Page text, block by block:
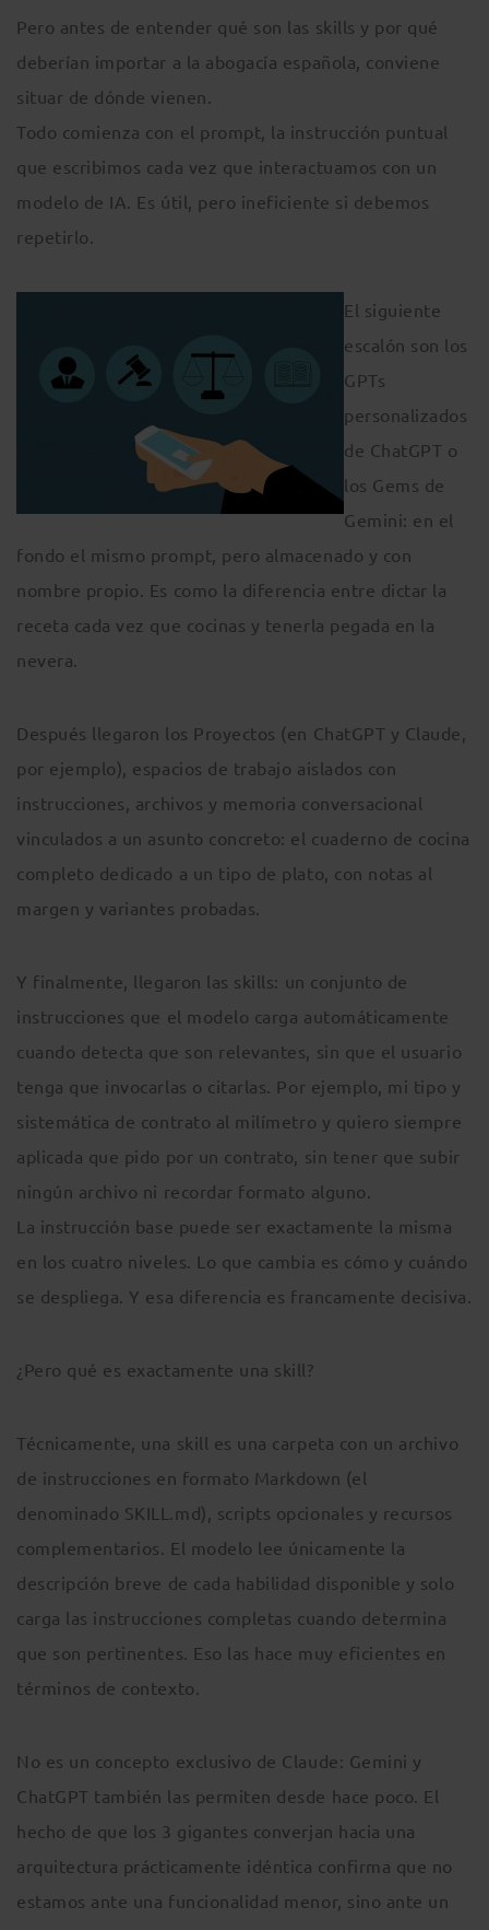
Pero antes de entender qué son las skills y por qué
deberían importar a la abogacía española, conviene
situar de dónde vienen.
Todo comienza con el prompt, la instrucción puntual
que escribimos cada vez que interactuamos con un
modelo de IA. Es útil, pero ineficiente si debemos
repetirlo.
El siguiente
escalón son los
GPTs
personalizados
de ChatGPT o
los Gems de
Gemini: en el
fondo el mismo prompt, pero almacenado y con
nombre propio. Es como la diferencia entre dictar la
receta cada vez que cocinas y tenerla pegada en la
nevera.
Después llegaron los Proyectos (en ChatGPT y Claude,
por ejemplo), espacios de trabajo aislados con
instrucciones, archivos y memoria conversacional
vinculados a un asunto concreto: el cuaderno de cocina
completo dedicado a un tipo de plato, con notas al
margen y variantes probadas.
Y finalmente, llegaron las skills: un conjunto de
instrucciones que el modelo carga automáticamente
cuando detecta que son relevantes, sin que el usuario
tenga que invocarlas o citarlas. Por ejemplo, mi tipo y
sistemática de contrato al milímetro y quiero siempre
aplicada que pido por un contrato, sin tener que subir
ningún archivo ni recordar formato alguno.
La instrucción base puede ser exactamente la misma
en los cuatro niveles. Lo que cambia es cómo y cuándo
se despliega. Y esa diferencia es francamente decisiva.
¿Pero qué es exactamente una skill?
Técnicamente, una skill es una carpeta con un archivo
de instrucciones en formato Markdown (el
denominado SKILL.md), scripts opcionales y recursos
complementarios. El modelo lee únicamente la
descripción breve de cada habilidad disponible y solo
carga las instrucciones completas cuando determina
que son pertinentes. Eso las hace muy eficientes en
términos de contexto.
No es un concepto exclusivo de Claude: Gemini y
ChatGPT también las permiten desde hace poco. El
hecho de que los 3 gigantes converjan hacia una
arquitectura prácticamente idéntica confirma que no
estamos ante una funcionalidad menor, sino ante un